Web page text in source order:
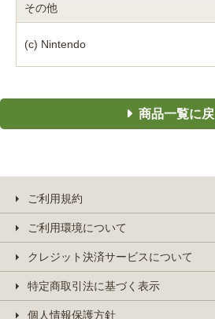
その他
(c) Nintendo
商品一覧に
ご利用規約
ご利用環境について
クレジット決済サービスについて
特定商取引法に基づく表示
個人情報保護方針